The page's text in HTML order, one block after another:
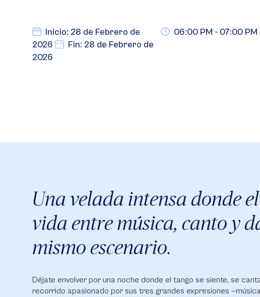
Inicio: 28 de Febrero de
2026
Fin: 28 de Febrero de
2026
06:00 PM - 07:00 PM
Una velada intensa donde
vida entre música, canto y
mismo escenario.
Déjate envolver por una noche donde el tango se siente, se
recorrido apasionado por sus tres grandes expresiones